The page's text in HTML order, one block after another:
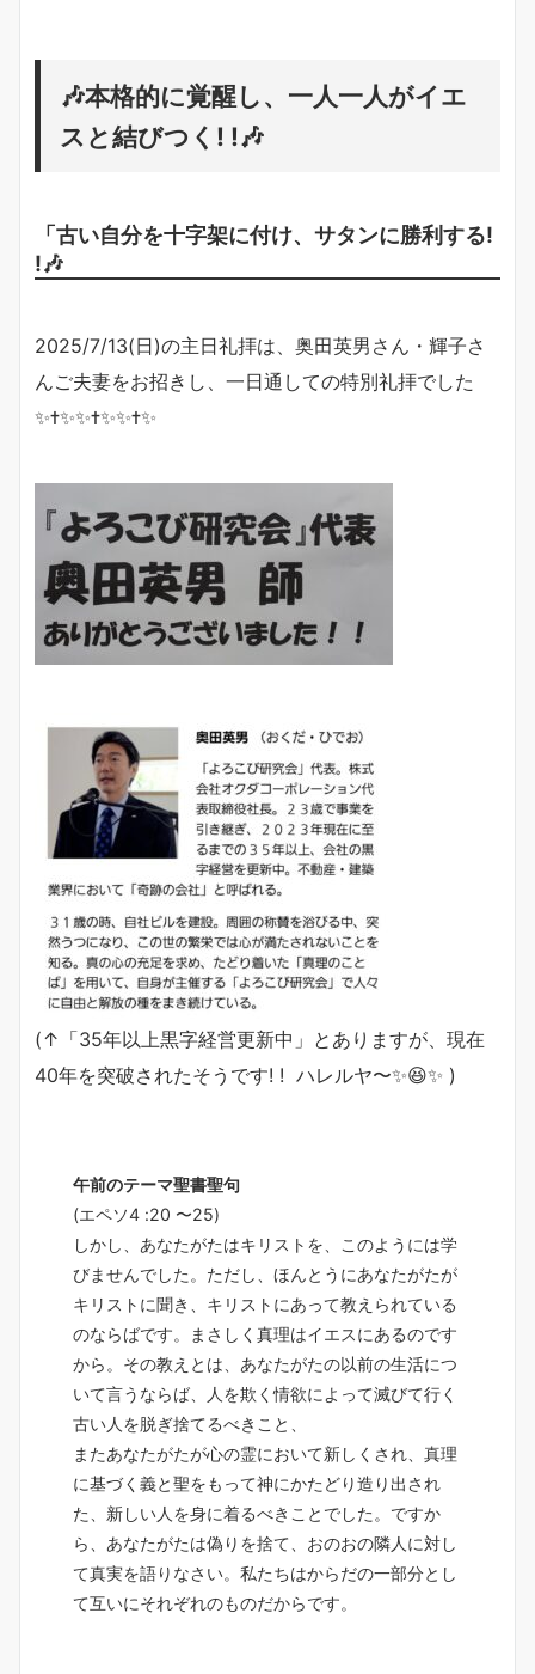
🎶本格的に覚醒し、一人一人がイエ
スと結びつく! !🎶
「古い自分を十字架に付け、サタンに勝利する!
!🎶
2025/7/13(日)の主日礼拝は、奥田英男さん・輝子さ
んご夫妻をお招きし、一日通しての特別礼拝でした
✨✝️✨✨✝️✨✨✝️✨
(↑「35年以上黒字経営更新中」とありますが、現在
40年を突破されたそうです! ! ハレルヤ〜✨😆✨ )
午前のテーマ聖書聖句
(エペソ4 :20 〜25)
しかし、あなたがたはキリストを、このようには学
びませんでした。ただし、ほんとうにあなたがたが
キリストに聞き、キリストにあって教えられている
のならばです。まさしく真理はイエスにあるのです
から。その教えとは、あなたがたの以前の生活につ
いて言うならば、人を欺く情欲によって滅びて行く
古い人を脱ぎ捨てるべきこと、
またあなたがたが心の霊において新しくされ、真理
に基づく義と聖をもって神にかたどり造り出され
た、新しい人を身に着るべきことでした。ですか
ら、あなたがたは偽りを捨て、おのおの隣人に対し
て真実を語りなさい。私たちはからだの一部分とし
て互いにそれぞれのものだからです。